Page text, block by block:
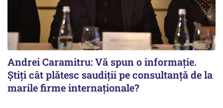
Andrei Caramitru: Vă spun o informație.
Știți cât plătesc saudiții pe consultanță de la
marile firme internaționale?